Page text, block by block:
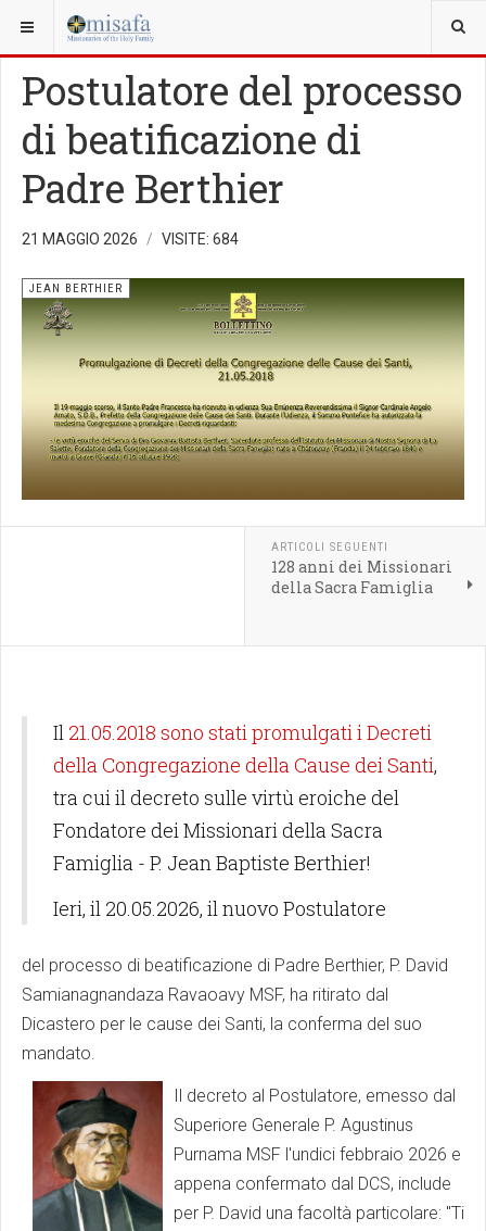
SEI QUI: FONDATORE
Postulatore del processo
di beatificazione di
Padre Berthier
21 MAGGIO 2026 VISITE: 684
JEAN BERTHIER
ARTICOLI SEGUENTI
128 anni dei Missionari
della Sacra Famiglia
Il 21.05.2018 sono stati promulgati i Decreti
della Congregazione della Cause dei Santi,
tra cui il decreto sulle virtù eroiche del
Fondatore dei Missionari della Sacra
Famiglia - P. Jean Baptiste Berthier!
Ieri, il 20.05.2026, il nuovo Postulatore
del processo di beatificazione di Padre Berthier, P. David
Samianagnandaza Ravaoavy MSF, ha ritirato dal
Dicastero per le cause dei Santi, la conferma del suo
mandato.
Il decreto al Postulatore, emesso dal
Superiore Generale P. Agustinus
Purnama MSF l'undici febbraio 2026 e
appena confermato dal DCS, include
per P. David una facoltà particolare: "Ti